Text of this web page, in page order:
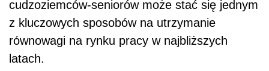
cudzoziemców-seniorów może stać się jednym
z kluczowych sposobów na utrzymanie
równowagi na rynku pracy w najbliższych
latach.